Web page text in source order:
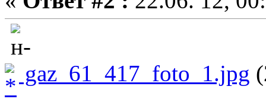
gaz_61_417_foto_1.jpg